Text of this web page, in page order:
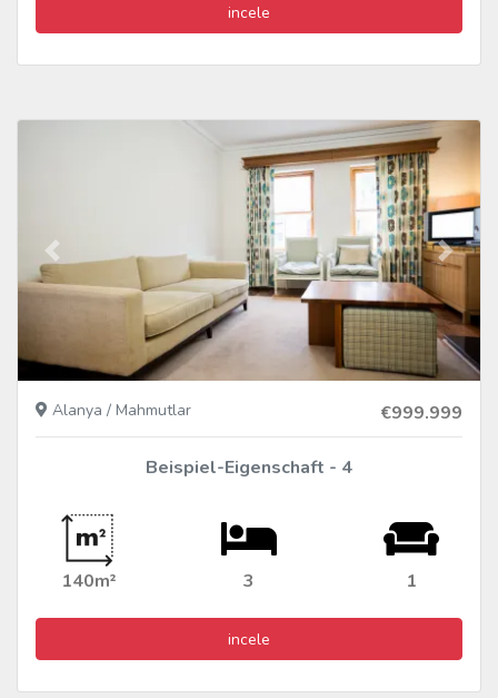
incele
Vorher
Alanya / Mahmutlar €999.999
Beispiel-Eigenschaft - 4
140m² 3 1
incele